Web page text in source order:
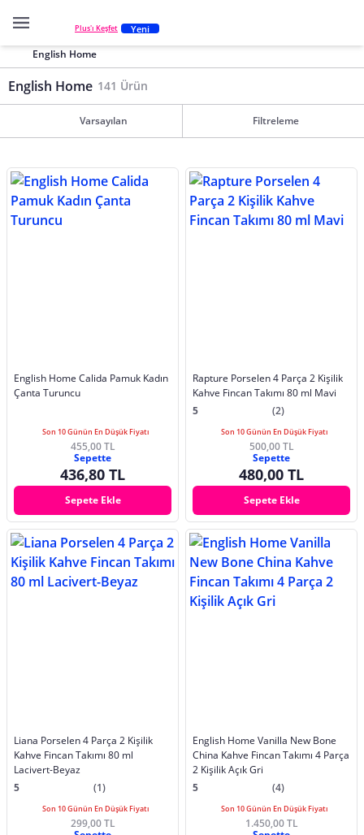
Plus'ı Keşfet Yeni
English Home
English Home 141 Ürün
Varsayılan Filtreleme
English Home Calida Pamuk Kadın
Çanta Turuncu
Son 10 Günün En Düşük Fiyatı
455,00 TL
Sepette
436,80 TL
Sepete Ekle
Rapture Porselen 4 Parça 2 Kişilik
Kahve Fincan Takımı 80 ml Mavi
5
(2)
Son 10 Günün En Düşük Fiyatı
500,00 TL
Sepette
480,00 TL
Sepete Ekle
Liana Porselen 4 Parça 2 Kişilik
Kahve Fincan Takımı 80 ml
Lacivert-Beyaz
5
(1)
Son 10 Günün En Düşük Fiyatı
299,00 TL
English Home Vanilla New Bone
China Kahve Fincan Takımı 4 Parça
2 Kişilik Açık Gri
5
(4)
Son 10 Günün En Düşük Fiyatı
1.450,00 TL